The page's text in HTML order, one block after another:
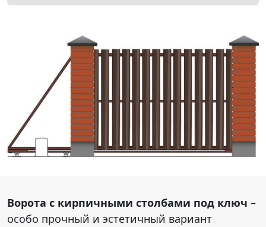
Ворота с кирпичными столбами под ключ –
особо прочный и эстетичный вариант